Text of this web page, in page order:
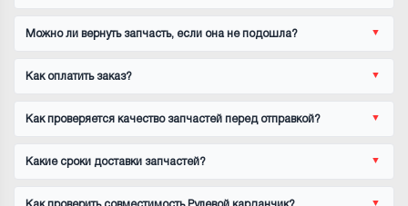
Можно ли вернуть запчасть, если она не подошла?
Как оплатить заказ?
Как проверяется качество запчастей перед отправкой?
Какие сроки доставки запчастей?